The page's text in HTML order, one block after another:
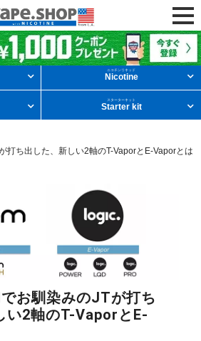
から探す
POD型VAPE
ニコチンリキッド
Nicotine
スターターキット
Starter kit
打ち出した、新しい2軸のT-VaporとE-Vaporとは
お馴染みのJTが打ち
い2軸のT-VaporとE-